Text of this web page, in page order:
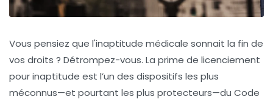
Vous pensiez que l'inaptitude médicale sonnait la fin de
vos droits ? Détrompez-vous. La prime de licenciement
pour inaptitude est l’un des dispositifs les plus
méconnus—et pourtant les plus protecteurs—du Code